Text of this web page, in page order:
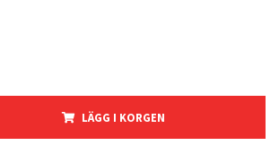
LÄGG I KORGEN